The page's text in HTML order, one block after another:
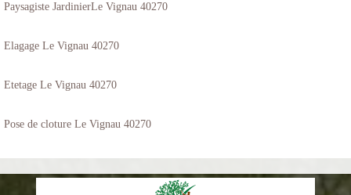
Paysagiste JardinierLe Vignau 40270
Elagage Le Vignau 40270
Etetage Le Vignau 40270
Pose de cloture Le Vignau 40270